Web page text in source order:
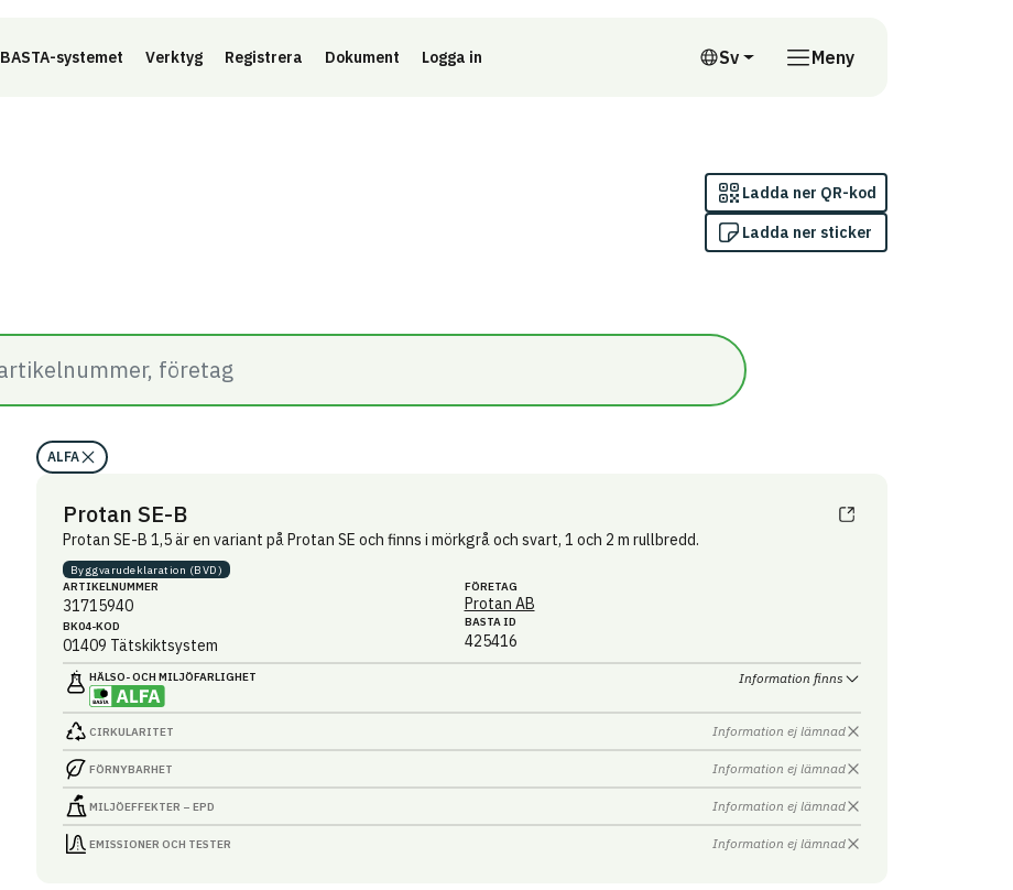
BASTA-systemet Verktyg Registrera Dokument Logga in Sv
Svenska
Meny
Ladda ner QR-kod
Ladda ner sticker
ALFA
Protan SE-B
Protan SE-B 1,5 är en variant på Protan SE och finns i mörkgrå och svart, 1 och 2 m rullbredd.
Byggvaru­deklaration (BVD)
ARTIKEL­NUMMER
31715940
BK04-KOD
01409 Tätskiktsystem
FÖRETAG
Protan AB
BASTA ID
425416
HÄLSO- OCH MILJÖ­FARLIGHET Information finns
CIRKULARITET Information ej lämnad
FÖRNYBARHET Information ej lämnad
MILJÖEFFEKTER – EPD Information ej lämnad
EMISSIONER OCH TESTER Information ej lämnad